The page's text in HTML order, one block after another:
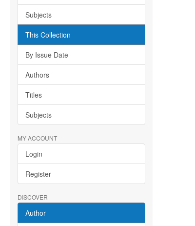
Subjects
This Collection
By Issue Date
Authors
Titles
Subjects
MY ACCOUNT
Login
Register
DISCOVER
Author